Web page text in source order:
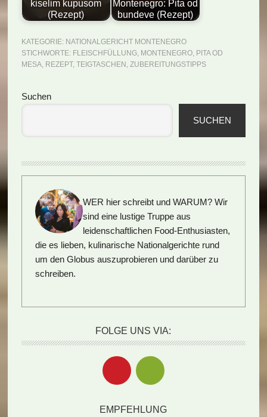
kiselim kupusom
(Rezept)
Montenegro: Pita od
bundeve (Rezept)
KATEGORIE: NATIONALGERICHT MONTENEGRO
STICHWORTE: FLEISCHFÜLLUNG, MONTENEGRO, PITA OD
MESA, REZEPT, TEIGTASCHEN , ZUBEREITUNGSTIPPS
Seitenspalte
Suchen
SUCHEN
WER hier schreibt und WARUM? Wir
sind eine lustige Truppe aus
leidenschaftlichen Food-Enthusiasten,
die es lieben, kulinarische Nationalgerichte rund
um den Globus auszuprobieren und darüber zu
schreiben.
FOLGE UNS VIA:
EMPFEHLUNG